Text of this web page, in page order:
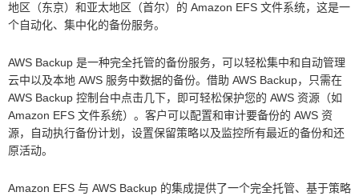
地区（东京）和亚太地区（首尔）的 Amazon EFS 文件系统，这是一
个自动化、集中化的备份服务。
AWS Backup 是一种完全托管的备份服务，可以轻松集中和自动管理
云中以及本地 AWS 服务中数据的备份。借助 AWS Backup，只需在
AWS Backup 控制台中点击几下，即可轻松保护您的 AWS 资源（如
Amazon EFS 文件系统）。客户可以配置和审计要备份的 AWS 资
源，自动执行备份计划，设置保留策略以及监控所有最近的备份和还
原活动。
Amazon EFS 与 AWS Backup 的集成提供了一个完全托管、基于策略